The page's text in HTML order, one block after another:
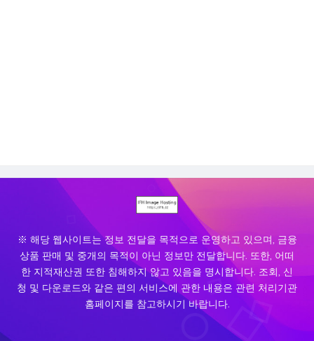
※ 해당 웹사이트는 정보 전달을 목적으로 운영하고 있으며, 금융
상품 판매 및 중개의 목적이 아닌 정보만 전달합니다. 또한, 어떠
한 지적재산권 또한 침해하지 않고 있음을 명시합니다. 조회, 신
청 및 다운로드와 같은 편의 서비스에 관한 내용은 관련 처리기관
홈페이지를 참고하시기 바랍니다.